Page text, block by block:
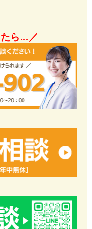
たら…／